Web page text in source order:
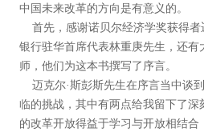
中国未来改革的方向是有意义的。
首先，感谢诺贝尔经济学奖获得者
银行驻华首席代表林重庚先生，还有
师，他们为这本书撰写了序言。
迈克尔·斯彭斯先生在序言当中谈
临的挑战，其中有两点给我留下了深
的改革开放得益于学习与开放相结